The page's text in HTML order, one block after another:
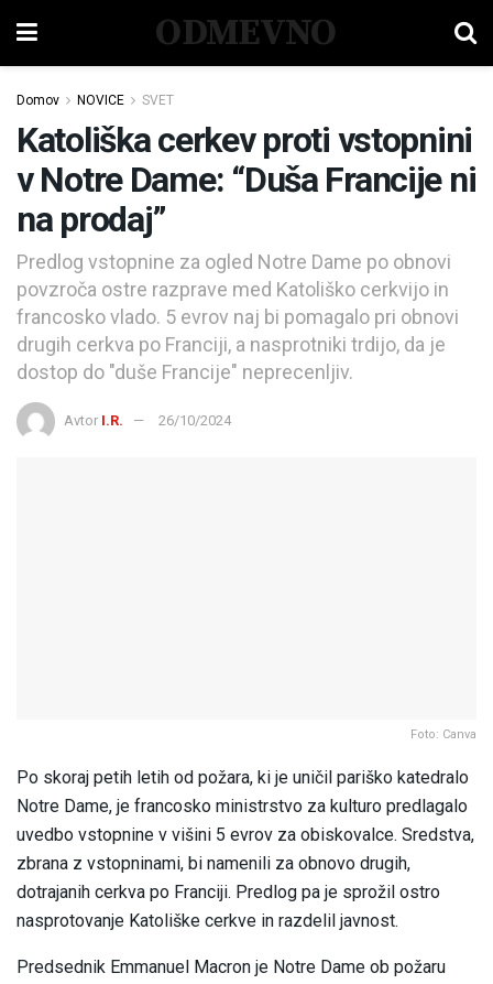
ODMEVNO
Domov NOVICE SVET
Katoliška cerkev proti vstopnini
v Notre Dame: “Duša Francije ni
na prodaj”
Predlog vstopnine za ogled Notre Dame po obnovi
povzroča ostre razprave med Katoliško cerkvijo in
francosko vlado. 5 evrov naj bi pomagalo pri obnovi
drugih cerkva po Franciji, a nasprotniki trdijo, da je
dostop do "duše Francije" neprecenljiv.
Avtor I.R. 26/10/2024
Foto: Canva
Po skoraj petih letih od požara, ki je uničil pariško katedralo
Notre Dame, je francosko ministrstvo za kulturo predlagalo
uvedbo vstopnine v višini 5 evrov za obiskovalce. Sredstva,
zbrana z vstopninami, bi namenili za obnovo drugih,
dotrajanih cerkva po Franciji. Predlog pa je sprožil ostro
nasprotovanje Katoliške cerkve in razdelil javnost.
Predsednik Emmanuel Macron je Notre Dame ob požaru